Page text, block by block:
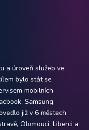
a úroveň služeb ve
bylo stát se
mobilních
Samsung,
již v 6 městech.
Olomouci, Liberci a